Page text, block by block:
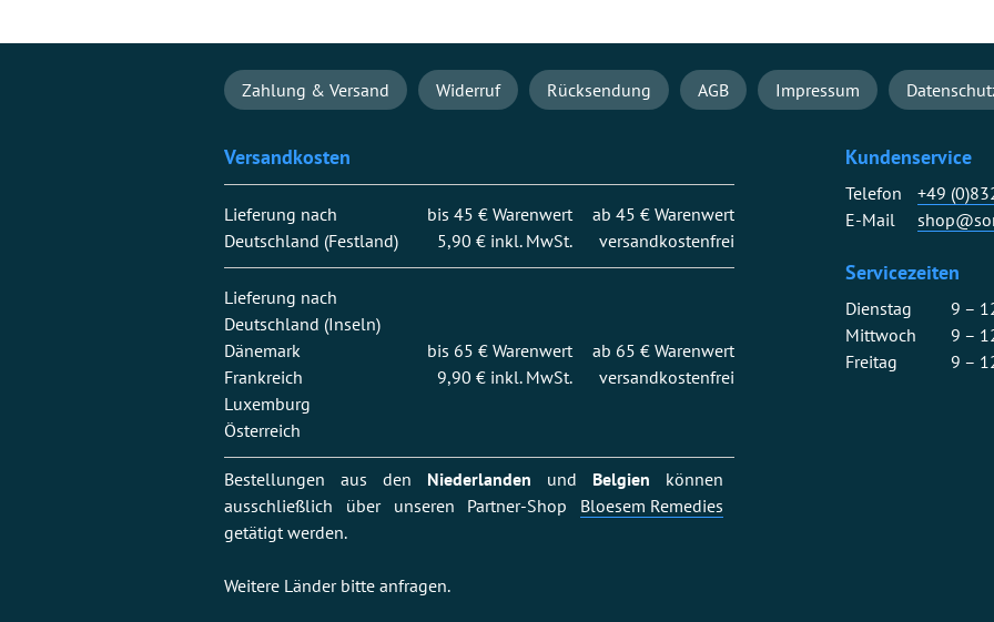
Navigation
überspringen
Zahlung & Versand Widerruf Rücksendung AGB Impressum
Versandkosten
Lieferung nach
Deutschland (Festland)
bis 45 € Warenwert
5,90 € inkl. MwSt.
ab 45 € Warenwert
versandkostenfrei
Lieferung nach
Deutschland (Inseln)
Dänemark
Frankreich
Luxemburg
Österreich
bis 65 € Warenwert
9,90 € inkl. MwSt.
ab 65 € Warenwert
versandkostenfrei
Bestellungen aus den Niederlanden und Belgien können
ausschließlich über unseren Partner-Shop Bloesem Remedies
getätigt werden.
Weitere Länder bitte anfragen.
Kundenservice
Telefon
+49
E-Mail
Servicezeiten
Dienstag
9 –
Mittwoch
9 –
Freitag
9 –